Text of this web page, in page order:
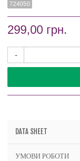
724050
299,00 грн.
-
DATA SHEET
УМОВИ РОБОТИ